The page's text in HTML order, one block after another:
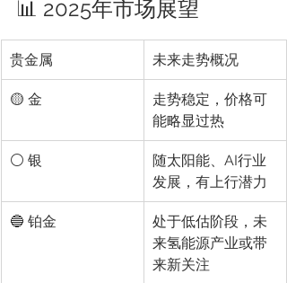
📊 2025年市场展望
贵金属 未来走势概况
🟡 金
走势稳定，价格可
能略显过热
⚪ 银
随太阳能、AI行业
发展，有上行潜力
🔵 铂金
处于低估阶段，未
来氢能源产业或带
来新关注